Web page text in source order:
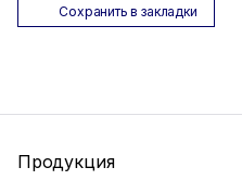
Сохранить в закладки
Продукция